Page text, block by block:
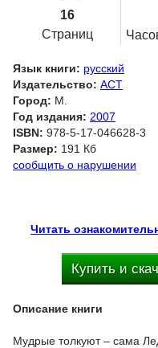
16
Страниц
Язык книги: русский
Издательство: АСТ
Город: М.
Год издания: 2007
ISBN: 978-5-17-046628-3
Размер: 191 Кб
сообщить о нарушении
Читать
Купить и
Описание книги
Мудрые толкуют – сама